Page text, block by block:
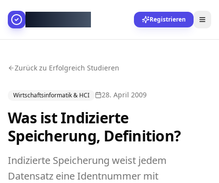
Registrieren
Zurück zu Erfolgreich Studieren
Wirtschaftsinformatik & HCI 28. April 2009
Was ist Indizierte
Speicherung, Definition?
Indizierte Speicherung weist jedem
Datensatz eine Identnummer mit